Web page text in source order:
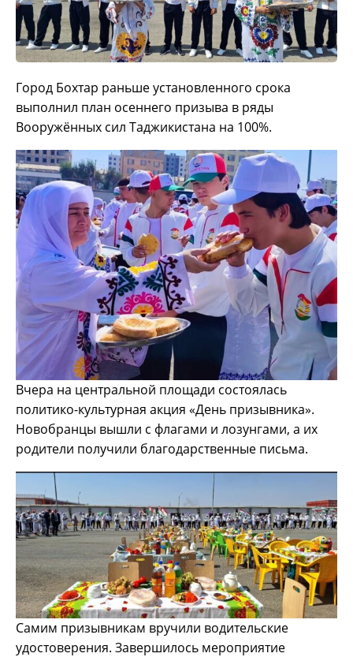
Город Бохтар раньше установленного срока
выполнил план осеннего призыва в ряды
Вооружённых сил Таджикистана на 100%.
Вчера на центральной площади состоялась
политико-культурная акция «День призывника».
Новобранцы вышли с флагами и лозунгами, а их
родители получили благодарственные письма.
Самим призывникам вручили водительские
удостоверения. Завершилось мероприятие